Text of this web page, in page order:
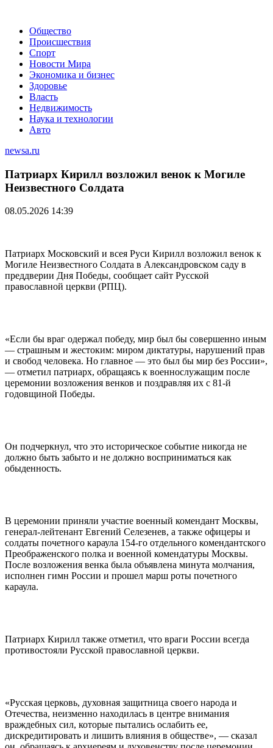
Общество
Происшествия
Спорт
Новости Мира
Экономика и бизнес
Здоровье
Власть
Недвижимость
Наука и технологии
Авто
newsa.ru
Патриарх Кирилл возложил венок к Могиле
Неизвестного Солдата
08.05.2026 14:39
Патриарх Московский и всея Руси Кирилл возложил венок к
Могиле Неизвестного Солдата в Александровском саду в
преддверии Дня Победы, сообщает сайт Русской
православной церкви (РПЦ).
«Если бы враг одержал победу, мир был бы совершенно иным
— страшным и жестоким: миром диктатуры, нарушений прав
и свобод человека. Но главное — это был бы мир без России»,
— отметил патриарх, обращаясь к военнослужащим после
церемонии возложения венков и поздравляя их с 81-й
годовщиной Победы.
Он подчеркнул, что это историческое событие никогда не
должно быть забыто и не должно восприниматься как
обыденность.
В церемонии приняли участие военный комендант Москвы,
генерал-лейтенант Евгений Селезенев, а также офицеры и
солдаты почетного караула 154-го отдельного комендантского
Преображенского полка и военной комендатуры Москвы.
После возложения венка была объявлена минута молчания,
исполнен гимн России и прошел марш роты почетного
караула.
Патриарх Кирилл также отметил, что враги России всегда
противостояли Русской православной церкви.
«Русская церковь, духовная защитница своего народа и
Отечества, неизменно находилась в центре внимания
враждебных сил, которые пытались ослабить ее,
дискредитировать и лишить влияния в обществе», — сказал